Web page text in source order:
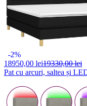
-2%
18950,00 lei19330,00 lei
Pat cu arcuri, saltea și